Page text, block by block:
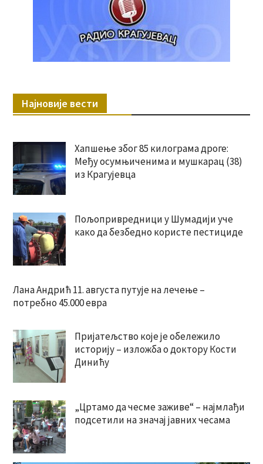
Најновије вести
Хапшење због 85 килограма дроге:
Међу осумњиченима и мушкарац (38)
из Крагујевца
Пољопривредници у Шумадији уче
како да безбедно користе пестициде
Лана Андрић 11. августа путује на лечење –
потребно 45.000 евра
Пријатељство које је обележило
историју – изложба о доктору Кости
Динићу
„Цртамо да чесме заживе“ – најмлађи
подсетили на значај јавних чесама